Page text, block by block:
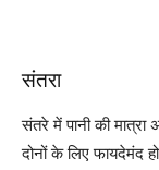
संतरा
संतरे में पानी की मात्रा
दोनों के लिए फायदेमंद